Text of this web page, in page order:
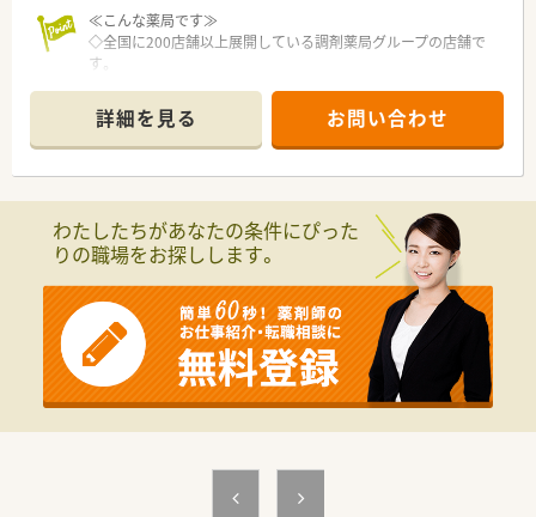
≪こんな薬局です≫
◇全国に200店舗以上展開している調剤薬局グループの店舗で
す。
各種保険加入、研修制度、各種手当・産休・育休はもちろん、持
株制度や会員制リゾート施設、
育児・介護時短制度など魅力がいっぱい。
◇全国規模での学術発表会も実施しています！
詳細を見る お問い合わせ
わたしたちがあなたの条件にぴった
りの職場をお探しします。